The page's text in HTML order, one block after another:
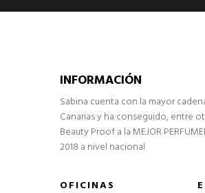
INFORMACIÓN
Sabina cuenta con la mayor
Canarias y ha conseguido, entre
Beauty Proof a la MEJOR
2018 a nivel nacional
OFICINAS